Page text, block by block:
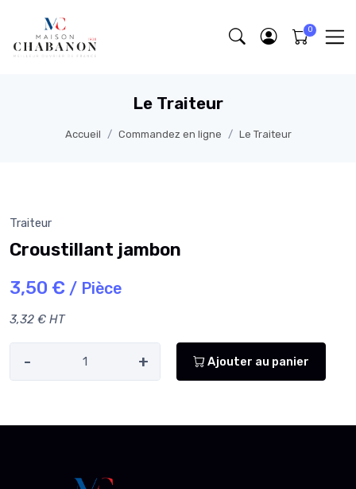
Le Traiteur
Accueil Commandez en ligne Le Traiteur
Traiteur
Croustillant jambon
3,50 € / Pièce
3,32 € HT
- + Ajouter au panier